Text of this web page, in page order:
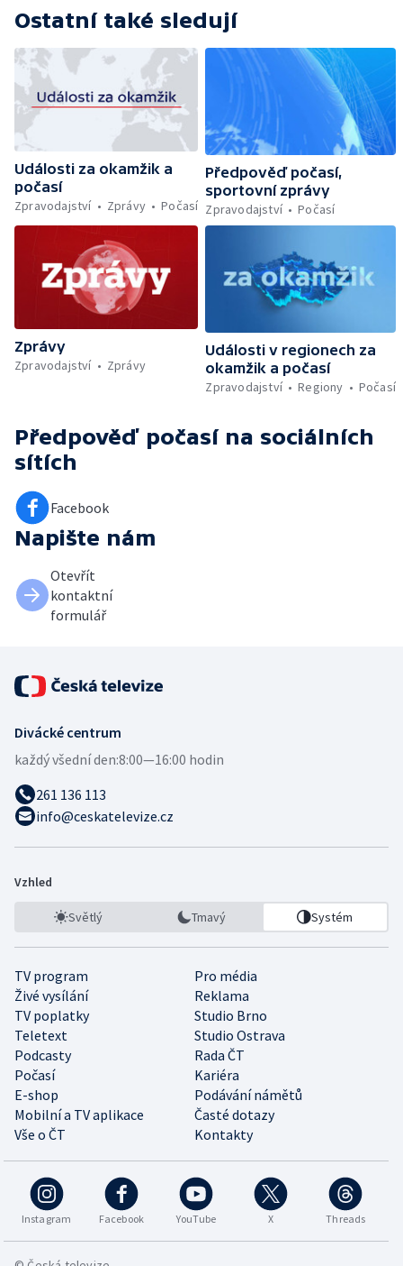
Ostatní také sledují
Události za okamžik a
počasí
Zpravodajství
Zprávy Počasí
Předpověď počasí,
sportovní zprávy
Zpravodajství
Počasí
Zprávy
Zpravodajství
Zprávy
Události v regionech za
okamžik a počasí
Zpravodajství
Regiony Počasí
Předpověď počasí na sociálních
sítích
Facebook
Napište nám
Otevřít
kontaktní
formulář
Divácké centrum
každý všední den:8:00—16:00 hodin
261 136 113
info@ceskatelevize.cz
Vzhled
Světlý Tmavý Systém
TV program
Pro média
Živé vysílání
Reklama
TV poplatky
Studio Brno
Teletext
Studio Ostrava
Podcasty
Rada ČT
Počasí
Kariéra
E-shop
Podávání námětů
Mobilní a TV aplikace
Časté dotazy
Vše o ČT
Kontakty
Instagram Facebook YouTube X Threads